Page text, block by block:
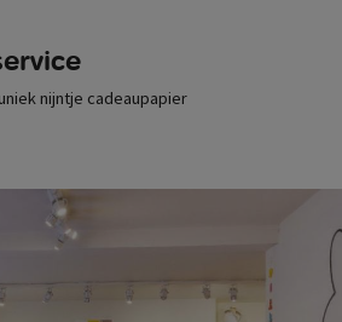
nijntje cadeaupapier